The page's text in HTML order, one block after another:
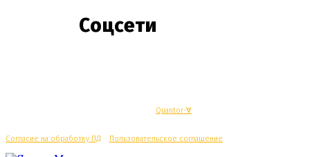
Соцсети
Quantor-∀
Согласие на обработку ПД Пользовательское соглашение